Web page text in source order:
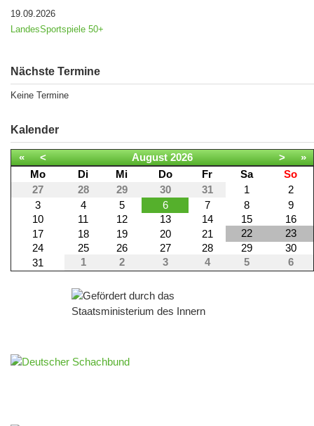
19.09.2026
LandesSportspiele 50+
Nächste Termine
Keine Termine
Kalender
« < August 2026 >
»
Mo
Di Mi Do Fr Sa
So
27
28 29 30 31 1
2
3
4 5 6 7 8
9
10
11 12 13 14 15
16
17
18 19 20 21 22
23
24
25 26 27 28 29
30
31
1 2 3 4 5 6